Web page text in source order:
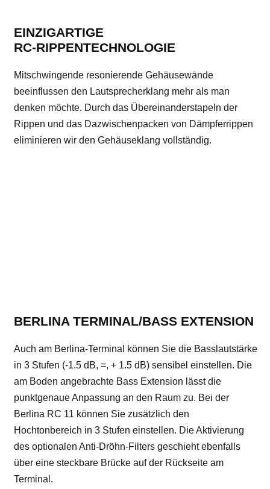
EINZIGARTIGE
RC-RIPPENTECHNOLOGIE
Mitschwingende resonierende Gehäusewände
beeinflussen den Lautsprecherklang mehr als man
denken möchte. Durch das Übereinanderstapeln der
Rippen und das Dazwischenpacken von Dämpferrippen
eliminieren wir den Gehäuseklang vollständig.
BERLINA TERMINAL/BASS EXTENSION
Auch am Berlina-Terminal können Sie die Basslautstärke
in 3 Stufen (-1.5 dB, =, + 1.5 dB) sensibel einstellen. Die
am Boden angebrachte Bass Extension lässt die
punktgenaue Anpassung an den Raum zu. Bei der
Berlina RC 11 können Sie zusätzlich den
Hochtonbereich in 3 Stufen einstellen. Die Aktivierung
des optionalen Anti-Dröhn-Filters geschieht ebenfalls
über eine steckbare Brücke auf der Rückseite am
Terminal.